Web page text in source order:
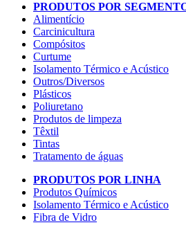
PRODUTOS POR
Alimentício
Carcinicultura
Compósitos
Curtume
Isolamento Térmico e Acústico
Outros/Diversos
Plásticos
Poliuretano
Produtos de limpeza
Têxtil
Tintas
Tratamento de águas
PRODUTOS POR LINHA
Produtos Químicos
Isolamento Térmico e Acústico
Fibra de Vidro